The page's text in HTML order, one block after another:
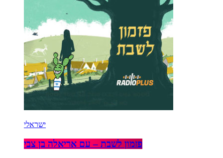
ישראלי
פזמון לשבת – עם אריאלה בן צבי